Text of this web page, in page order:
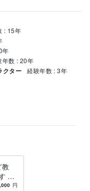
: 15年
年
年数 : 20年
クター 経験年数 : 3年
長
く、円